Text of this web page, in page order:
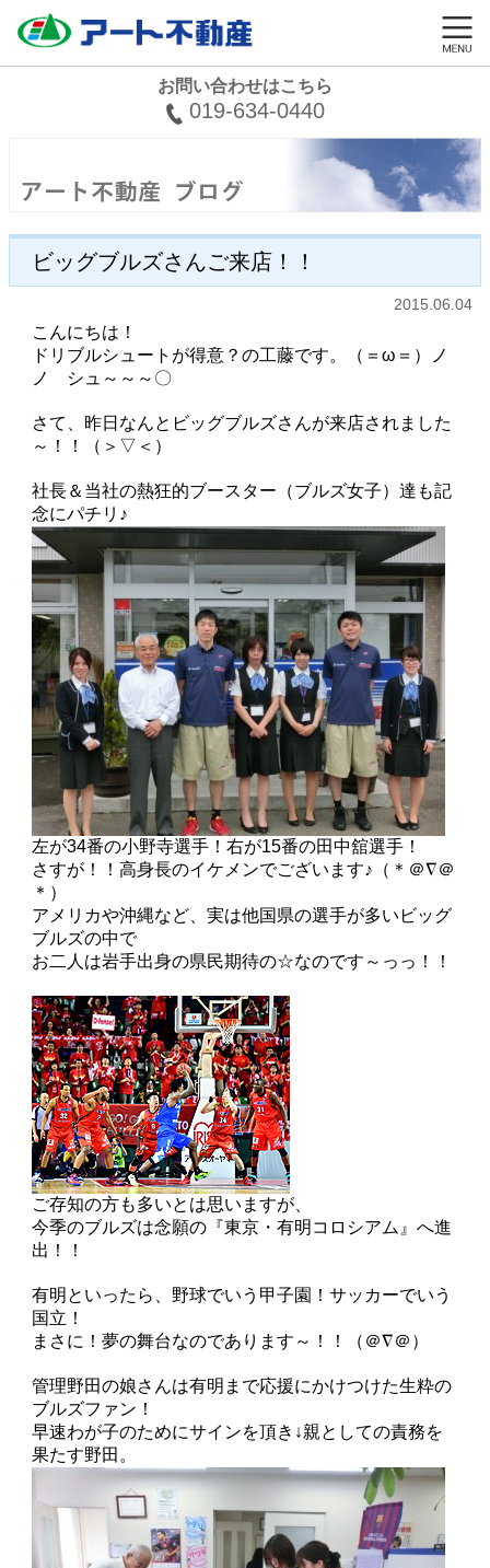
お問い合わせはこちら
019-634-0440
ビッグブルズさんご来店！！
2015.06.04
こんにちは！
ドリブルシュートが得意？の工藤です。（＝ω＝）ノ
ノ シュ～～～〇
さて、昨日なんとビッグブルズさんが来店されました
～！！（＞▽＜）
社長＆当社の熱狂的ブースター（ブルズ女子）達も記
念にパチリ♪
左が34番の小野寺選手！右が15番の田中舘選手！
さすが！！高身長のイケメンでございます♪（＊＠∇＠
＊）
アメリカや沖縄など、実は他国県の選手が多いビッグ
ブルズの中で
お二人は岩手出身の県民期待の☆なのです～っっ！！
ご存知の方も多いとは思いますが、
今季のブルズは念願の『東京・有明コロシアム』へ進
出！！
有明といったら、野球でいう甲子園！サッカーでいう
国立！
まさに！夢の舞台なのであります～！！（＠∇＠）
管理野田の娘さんは有明まで応援にかけつけた生粋の
ブルズファン！
早速わが子のためにサインを頂き↓親としての責務を
果たす野田。